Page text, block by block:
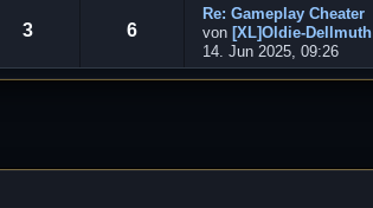
e
s
t
e
t
3 6
Re: Gameplay Cheater
von [XL]Oldie-Dellmuth
N
e
14. Jun 2025, 09:26